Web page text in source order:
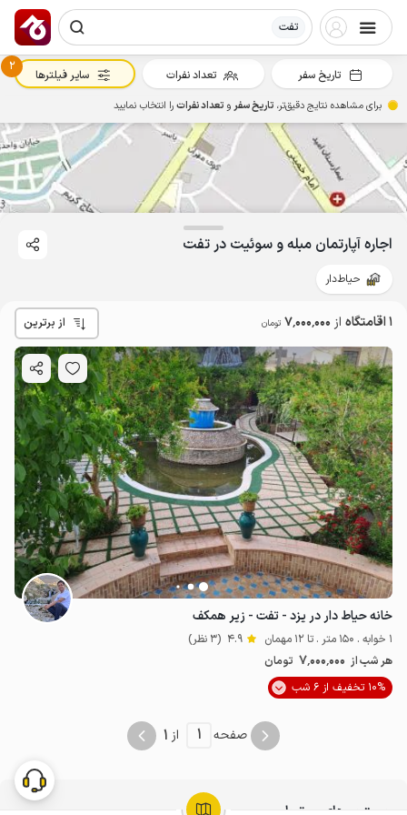
تفت
7میلیون ت 4.9
اجاره آپارتمان مبله و سوئیت در تفت
حیاط‌دار
1 اقامتگاه از 7٬000٬000 تومان از برترین
خانه حیاط دار در یزد - تفت - زیر همکف
1 خوابه . 150 متر . تا 12 مهمان 4.9 (3 نظر)
هر شب از 7٬000٬000 تومان
10% تخفیف از 6 شب
صفحه 1 از 1
تاریخ سفر تعداد نفرات
2
سایر فیلترها
برای مشاهده نتایج دقیق‌تر، تاریخ سفرو تعداد نفراترا انتخاب نمایید